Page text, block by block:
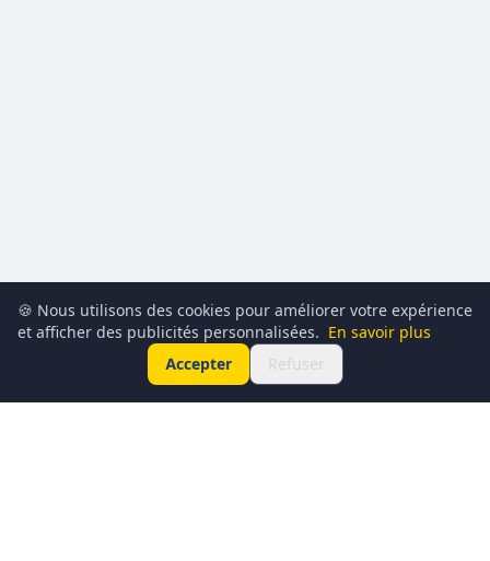
🍪 Nous utilisons des cookies pour améliorer votre expérience
et afficher des publicités personnalisées. En savoir plus
Accepter
Refuser